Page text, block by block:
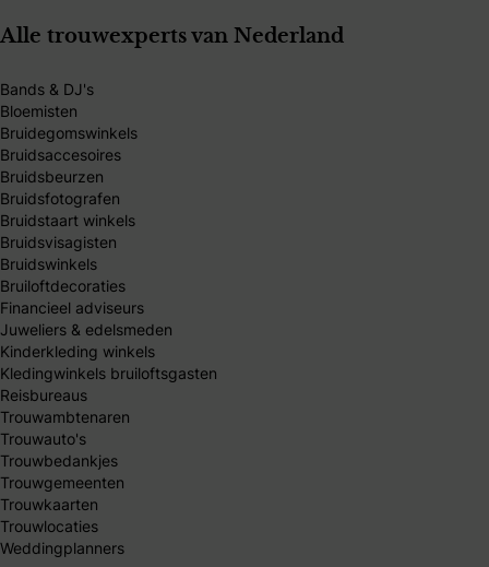
Alle trouwexperts van Nederland
Bands & DJ's
Bloemisten
Bruidegomswinkels
Bruidsaccesoires
Bruidsbeurzen
Bruidsfotografen
Bruidstaart winkels
Bruidsvisagisten
Bruidswinkels
Bruiloftdecoraties
Financieel adviseurs
Juweliers & edelsmeden
Kinderkleding winkels
Kledingwinkels bruiloftsgasten
Reisbureaus
Trouwambtenaren
Trouwauto's
Trouwbedankjes
Trouwgemeenten
Trouwkaarten
Trouwlocaties
Weddingplanners